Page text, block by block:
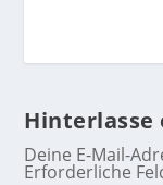
Deine E-Mail-
Erforderliche